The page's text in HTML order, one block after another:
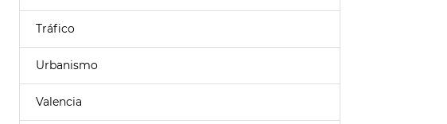
Tráfico
Urbanismo
Valencia